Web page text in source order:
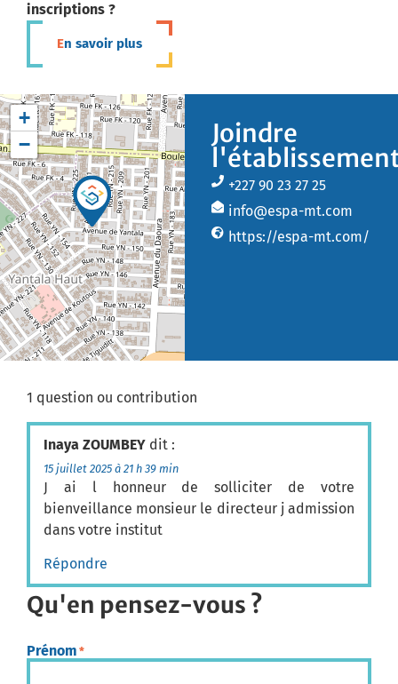
inscriptions ?
En savoir plus
+
−
Joindre
+227 90 23 27 25
info@espa-mt.com
https://espa-mt.com/
1 question ou contribution
Inaya ZOUMBEY dit :
15 juillet 2025 à 21 h 39 min
J ai l honneur de solliciter de votre
bienveillance monsieur le directeur j admission
dans votre institut
Répondre
Qu'en pensez-vous ?
Prénom *